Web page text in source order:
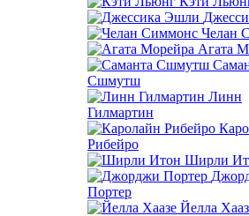
Челан
Агата
Сшмутш
Линн
Гилмартин
Рибейро
Ширли
Портер
Йелла